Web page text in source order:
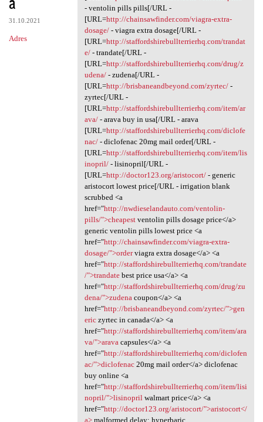
31.10.2021
Adres
- ventolin pills pills[/URL -
[URL=http://chainsawfinder.com/viagra-extra-
dosage/- viagra extra dosage[/URL -
[URL=http://staffordshirebullterrierhq.com/trandat
e/- trandate[/URL -
[URL=http://staffordshirebullterrierhq.com/drug/z
udena/- zudena[/URL -
[URL=http://brisbaneandbeyond.com/zyrtec/-
zyrtec[/URL -
[URL=http://staffordshirebullterrierhq.com/item/ar
ava/- arava buy in usa[/URL - arava
[URL=http://staffordshirebullterrierhq.com/diclofe
nac/- diclofenac 20mg mail order[/URL -
[URL=http://staffordshirebullterrierhq.com/item/lis
inopril/- lisinopril[/URL -
[URL=http://doctor123.org/aristocort/- generic
aristocort lowest price[/URL - irrigation blank
scrubbed <a
href="http://nwdieselandauto.com/ventolin-
pills/">cheapestventolin pills dosage price</a>
generic ventolin pills lowest price <a
href="http://chainsawfinder.com/viagra-extra-
dosage/">orderviagra extra dosage</a> <a
href="http://staffordshirebullterrierhq.com/trandate
/">trandatebest price usa</a> <a
href="http://staffordshirebullterrierhq.com/drug/zu
dena/">zudena coupon</a> <a
href="http://brisbaneandbeyond.com/zyrtec/">gen
ericzyrtec in canada</a> <a
href="http://staffordshirebullterrierhq.com/item/ara
va/">arava capsules</a> <a
href="http://staffordshirebullterrierhq.com/diclofen
ac/">diclofenac20mg mail order</a> diclofenac
buy online <a
href="http://staffordshirebullterrierhq.com/item/lisi
nopril/">lisinopril walmart price</a> <a
href="http://doctor123.org/aristocort/">aristocort</
a>malformed delay; hyperbaric